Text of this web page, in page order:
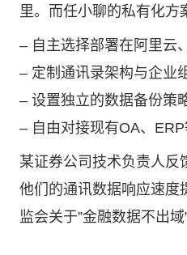
里。而任小聊的私有化方
– 自主选择部署在阿里云
– 定制通讯录架构与企业
– 设置独立的数据备份策
– 自由对接现有OA、
某证券公司技术负责人反
他们的通讯数据响应速度
监会关于”金融数据不出域